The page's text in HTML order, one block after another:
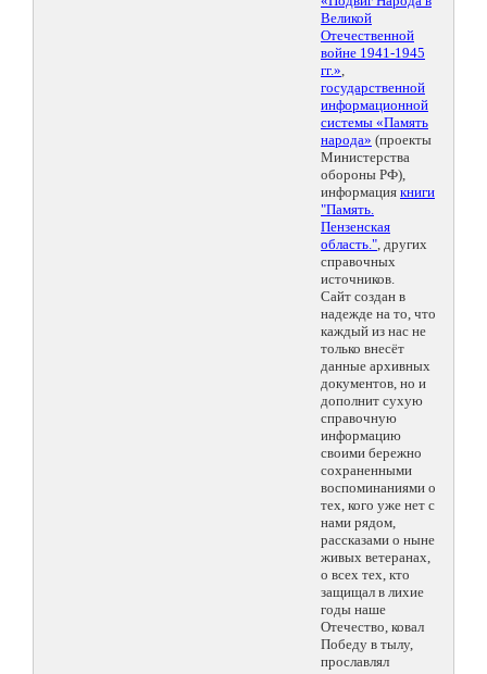
Великой
Отечественной
войне 1941-1945
гг.»,
государственной
информационной
системы «Память
народа» (проекты
Министерства
обороны РФ),
информация книги
"Память.
Пензенская
область.", других
справочных
источников.
Сайт создан в
надежде на то, что
каждый из нас не
только внесёт
данные архивных
документов, но и
дополнит сухую
справочную
информацию
своими бережно
сохраненными
воспоминаниями о
тех, кого уже нет с
нами рядом,
рассказами о ныне
живых ветеранах,
о всех тех, кто
защищал в лихие
годы наше
Отечество, ковал
Победу в тылу,
прославлял